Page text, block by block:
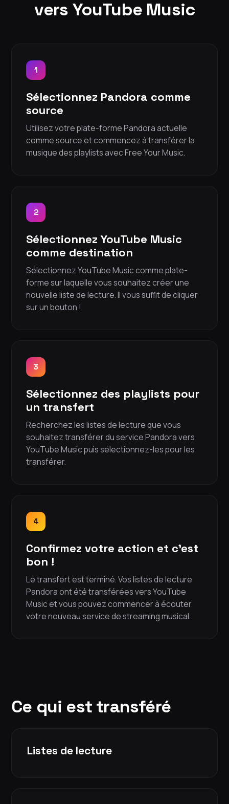
vers YouTube Music
1
Sélectionnez Pandora comme
source
Utilisez votre plate-forme Pandora actuelle
comme source et commencez à transférer la
musique des playlists avec Free Your Music.
2
Sélectionnez YouTube Music
comme destination
Sélectionnez YouTube Music comme plate-
forme sur laquelle vous souhaitez créer une
nouvelle liste de lecture. Il vous suffit de cliquer
sur un bouton !
3
Sélectionnez des playlists pour
un transfert
Recherchez les listes de lecture que vous
souhaitez transférer du service Pandora vers
YouTube Music puis sélectionnez-les pour les
transférer.
4
Confirmez votre action et c'est
bon !
Le transfert est terminé. Vos listes de lecture
Pandora ont été transférées vers YouTube
Music et vous pouvez commencer à écouter
votre nouveau service de streaming musical.
Ce qui est transféré
Listes de lecture